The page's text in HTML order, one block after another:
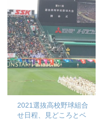
2021選抜高校野球組合
せ日程、見どころとベ